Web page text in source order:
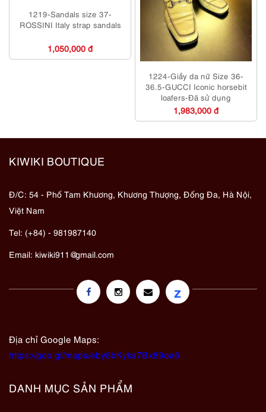
1219-Sandals size 37-
ROSSINI Italy strap sandals
1,050,000 đ
1224-Giầy da nữ Size 36-
36.5-GUCCI Iconic horsebit
loafers-Đã sử dụng
1,983,000 đ
KIWIKI BOUTIQUE
Đ/C: 54 - Phố Tam Khương, Khương Thượng, Đống Đa, Hà Nội,
Việt Nam
Tel: (+84) - 981987140
Email: kiwiki911@gmail.com
z
Địa chỉ Google Maps:
https://goo.gl/maps/eby8bKyks7Bx89oa6
DANH MỤC SẢN PHẨM